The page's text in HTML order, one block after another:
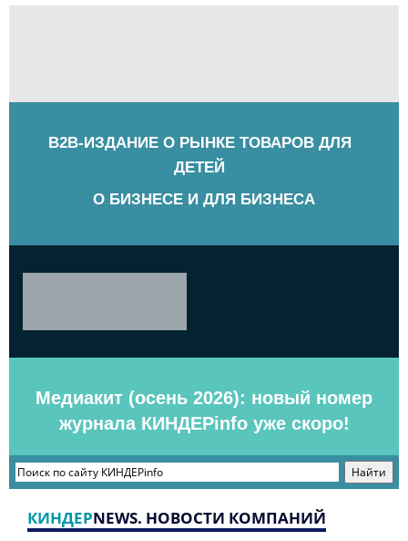
B2B-ИЗДАНИЕ О РЫНКЕ ТОВАРОВ ДЛЯ
ДЕТЕЙ
О БИЗНЕСЕ И ДЛЯ БИЗНЕСА
Медиакит (осень 2026): новый номер
журнала КИНДЕРinfo уже скоро!
КИНДЕРNEWS. НОВОСТИ КОМПАНИЙ